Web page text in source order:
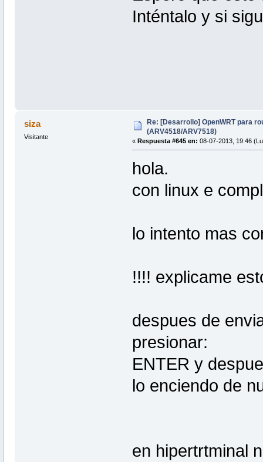
Inténtalo y si
siza
Visitante
Re: [Desarrollo] OpenWRT para
(ARV4518/ARV7518)
« Respuesta #645 en: 08-07-2013, 19:46
hola.
con linux e
lo intento mas
!!!! explicame
despues de
presionar:
ENTER y
lo enciendo de
en hipertrtminal